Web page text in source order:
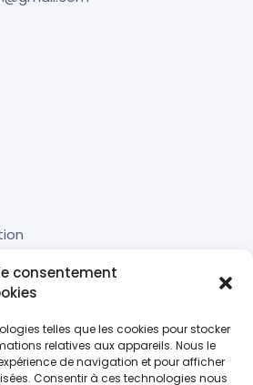
consentement
telles que les cookies pour stocker
relatives aux appareils. Nous le
de navigation et pour afficher
Consentir à ces technologies nous